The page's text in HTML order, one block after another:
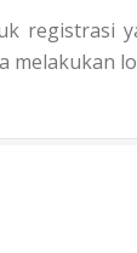
registrasi
melakukan